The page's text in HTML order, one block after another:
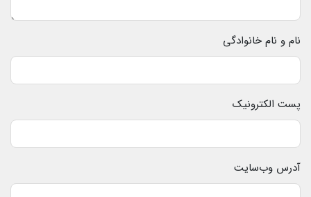
نام و نام خانوادگی
پست الکترونیک
آدرس وب‌سایت